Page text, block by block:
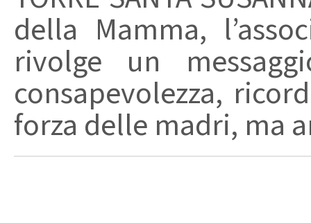
della Mamma,
rivolge un
consapevolezza,
forza delle madri, ma